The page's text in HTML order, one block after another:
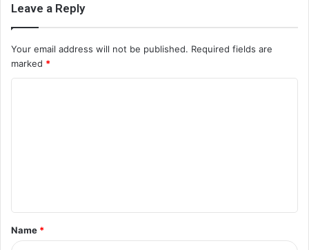
Leave a Reply
Your email address will not be published. Required fields are
marked *
t
*
Name *